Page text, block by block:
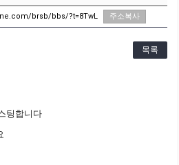
brsb/bbs/?t=8TwL 주소복사
목록
팅합니다